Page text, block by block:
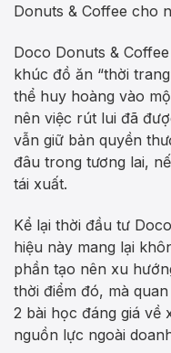
Donuts & Coffee cho
Doco Donuts &
khúc đồ ăn “thời
thể huy hoàng vào
nên việc rút lui đã
vẫn giữ bản quyền
đâu trong tương lai,
tái xuất.
Kể lại thời đầu tư
hiệu này mang lại
phần tạo nên xu
thời điểm đó, mà
2 bài học đáng giá về
nguồn lực ngoài